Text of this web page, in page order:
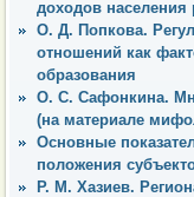
доходов населения
О. Д. Попкова.
отношений как
образования
О. С. Сафонкина.
(на материале
Основные
положения
Р. М. Хазиев.